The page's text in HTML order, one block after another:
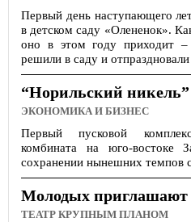
Первый день наступающего
в детском саду «Олененок».
оно в этом году приходит
решили в саду и
“Норильский
ЭКОНОМИКА И БИЗНЕС
Первый пусковой комплекс
комбината на юго-востоке
сохранении нынешних темпов
Молодых приглашают
ТЕАТР КРУПНЫМ ПЛАНОМ